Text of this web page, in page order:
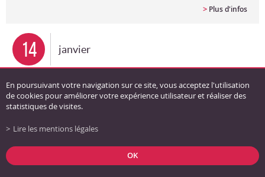
> Plus d'infos
14 janvier
Aquarelle : Débutant
Jeudi 14.01.2027 19:00
En poursuivant votre navigation sur ce site, vous acceptez l'utilisation
de cookies pour améliorer votre expérience utilisateur et réaliser des
statistiques de visites.
Lire les mentions légales
OK